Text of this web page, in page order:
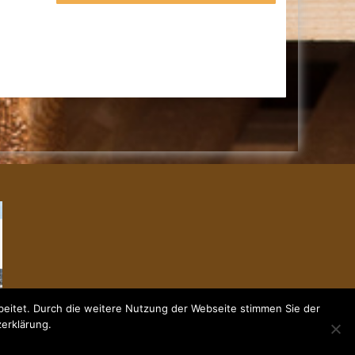
Durch die weitere Nutzung der Webseite stimmen Sie der